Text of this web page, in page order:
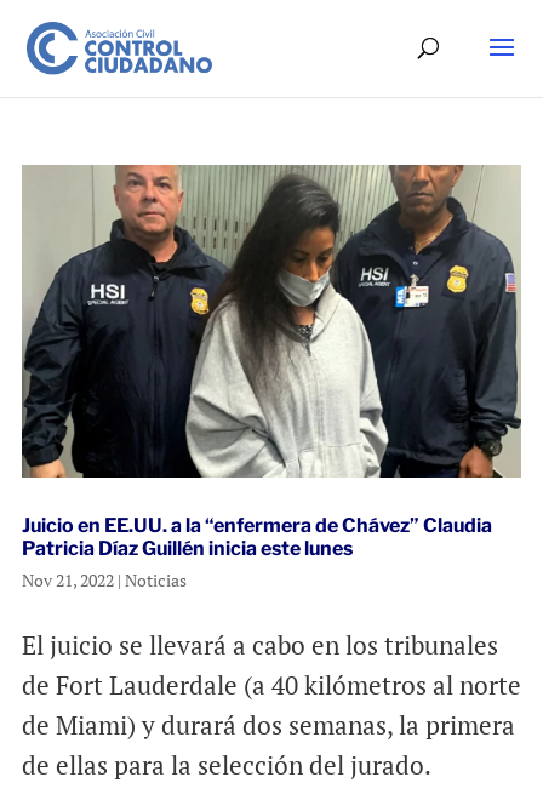
Juicio en EE.UU. a la “enfermera de Chávez” Claudia
Patricia Díaz Guillén inicia este lunes
Nov 21, 2022| Noticias
El juicio se llevará a cabo en los tribunales
de Fort Lauderdale (a 40 kilómetros al norte
de Miami) y durará dos semanas, la primera
de ellas para la selección del jurado.